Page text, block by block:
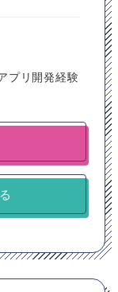
プリ開発経験